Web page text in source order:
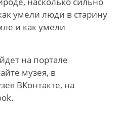
умели люди в старину
и как умели
на портале
музея, в
ВКонтакте, на